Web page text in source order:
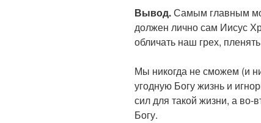
Вывод.Самым главным
должен лично сам Иисус
обличать наш грех,
Мы никогда не сможем (и
угодную Богу жизнь и
сил для такой жизни, а во-
Богу.